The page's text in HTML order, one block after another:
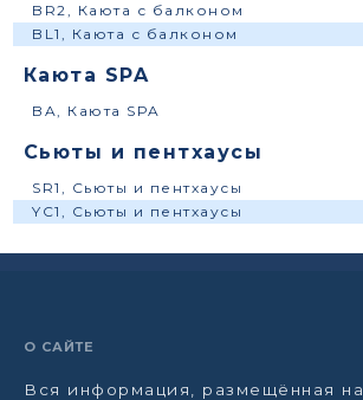
BR2, Каюта с балконом
BL1, Каюта с балконом
Каюта SPA
BA, Каюта SPA
Сьюты и пентхаусы
SR1, Сьюты и пентхаусы
YC1, Сьюты и пентхаусы
О САЙТЕ
Вся информация, размещённая на